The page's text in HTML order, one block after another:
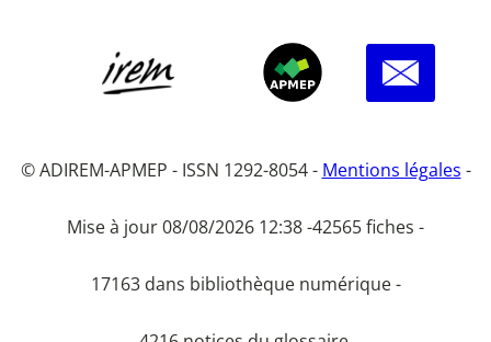
© ADIREM-APMEP - ISSN 1292-8054 - Mentions légales -
Mise à jour 08/08/2026 12:38 -42565 fiches -
17163 dans bibliothèque numérique -